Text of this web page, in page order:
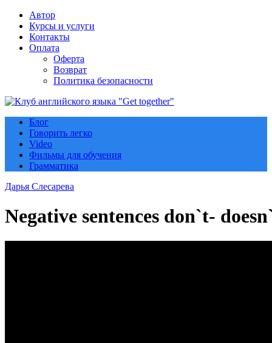
Автор
Курсы и услуги
Контакты
Оплата
Оферта
Возврат
Политика безопасности
Блог
Говорить легко
Video
Фильмы для обучения
Грамматика
Дарья Слесарева
Negative sentences don`t-